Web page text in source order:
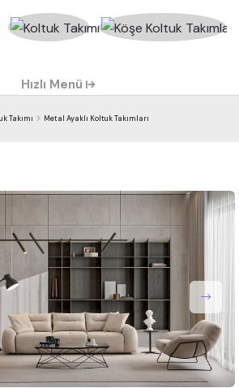
Hızlı Menü
Takımı Metal Ayaklı Koltuk Takımları